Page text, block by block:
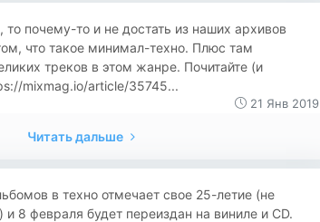
почему-то и не достать из наших архивов
что такое минимал-техно. Плюс там
треков в этом жанре. Почитайте (и
mixmag.io/article/35745...
21 Янв 2019
Читать дальше
в техно отмечает свое 25-летие (не
8 февраля будет переиздан на виниле и CD.